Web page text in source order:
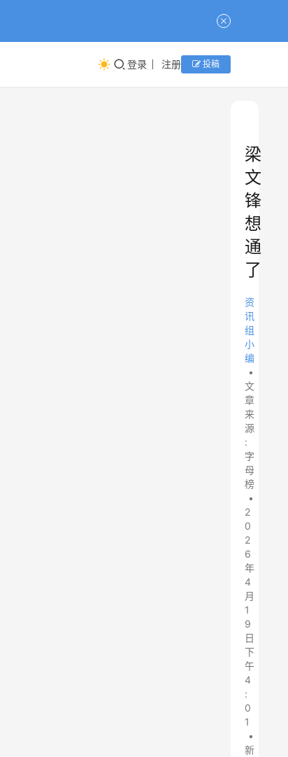
登录 注册 投稿
梁
文
锋
想
通
了
资
讯
组
小
编
•
文
章
来
源
:
字
母
榜
•
2
0
2
6
年
4
月
1
9
日
下
午
4
:
0
1
•
新